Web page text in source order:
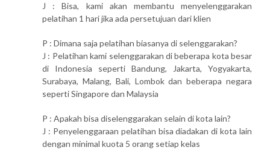
J : Bisa, kami akan membantu menyelenggarakan
pelatihan 1 hari jika ada persetujuan dari klien
P : Dimana saja pelatihan biasanya di selenggarakan?
J : Pelatihan kami selenggarakan di beberapa kota besar
di Indonesia seperti Bandung, Jakarta, Yogyakarta,
Surabaya, Malang, Bali, Lombok dan beberapa negara
seperti Singapore dan Malaysia
P : Apakah bisa diselenggarakan selain di kota lain?
J : Penyelenggaraan pelatihan bisa diadakan di kota lain
dengan minimal kuota 5 orang setiap kelas